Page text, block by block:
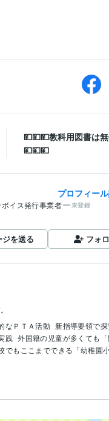
💴💴💴教科用図書は
💴💴💴
プロフィー
ボイス発行事業者 未登録
を送る フォ
なＰＴＡ活動 新指導要領で
践 外国籍の児童が多くても
でもここまでできる「幼稚園
二種免許 司書教諭